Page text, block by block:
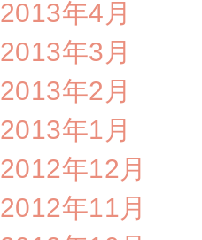
2013年4月
2013年3月
2013年2月
2013年1月
2012年12月
2012年11月